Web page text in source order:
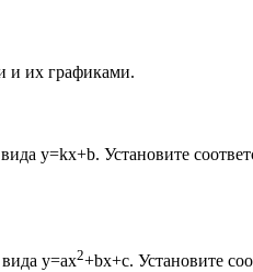
и их графиками.
y=kx+b. Установите
y=ax2​+bx+c. Установите